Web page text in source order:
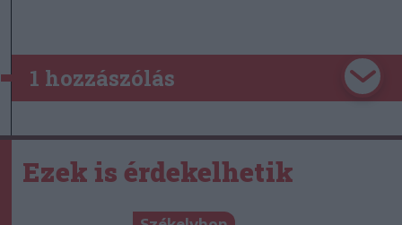
1 hozzászólás
Ezek is érdekelhetik